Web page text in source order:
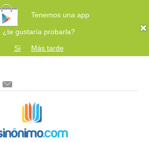
Tenemos una app
gustaría probarla?
Sí
Más tarde